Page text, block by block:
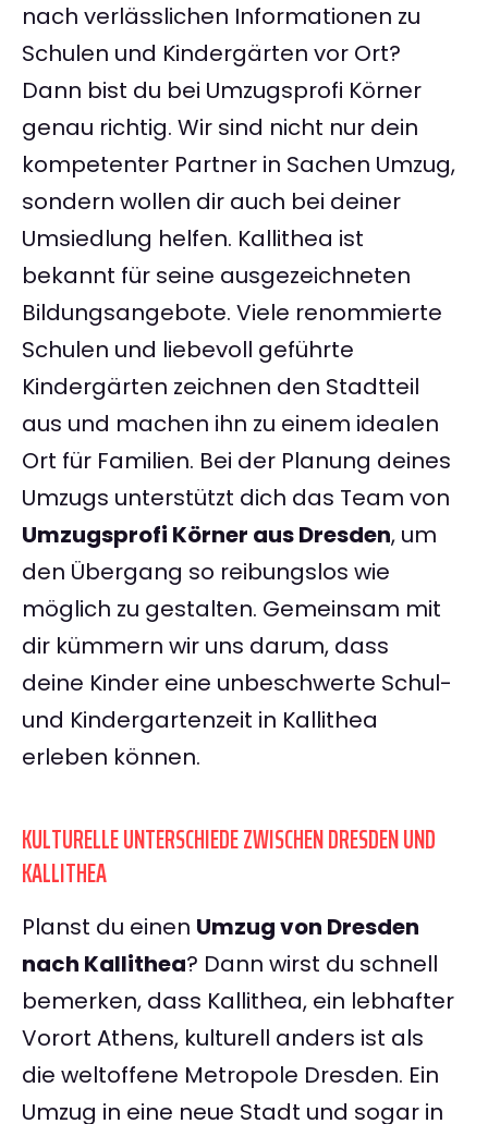
nach verlässlichen Informationen zu
Schulen und Kindergärten vor Ort?
Dann bist du bei Umzugsprofi Körner
genau richtig. Wir sind nicht nur dein
kompetenter Partner in Sachen Umzug,
sondern wollen dir auch bei deiner
Umsiedlung helfen. Kallithea ist
bekannt für seine ausgezeichneten
Bildungsangebote. Viele renommierte
Schulen und liebevoll geführte
Kindergärten zeichnen den Stadtteil
aus und machen ihn zu einem idealen
Ort für Familien. Bei der Planung deines
Umzugs unterstützt dich das Team von
Umzugsprofi Körner aus Dresden, um
den Übergang so reibungslos wie
möglich zu gestalten. Gemeinsam mit
dir kümmern wir uns darum, dass
deine Kinder eine unbeschwerte Schul-
und Kindergartenzeit in Kallithea
erleben können.
KULTURELLE UNTERSCHIEDE ZWISCHEN DRESDEN UND
KALLITHEA
Planst du einen Umzug von Dresden
nach Kallithea? Dann wirst du schnell
bemerken, dass Kallithea, ein lebhafter
Vorort Athens, kulturell anders ist als
die weltoffene Metropole Dresden. Ein
Umzug in eine neue Stadt und sogar in